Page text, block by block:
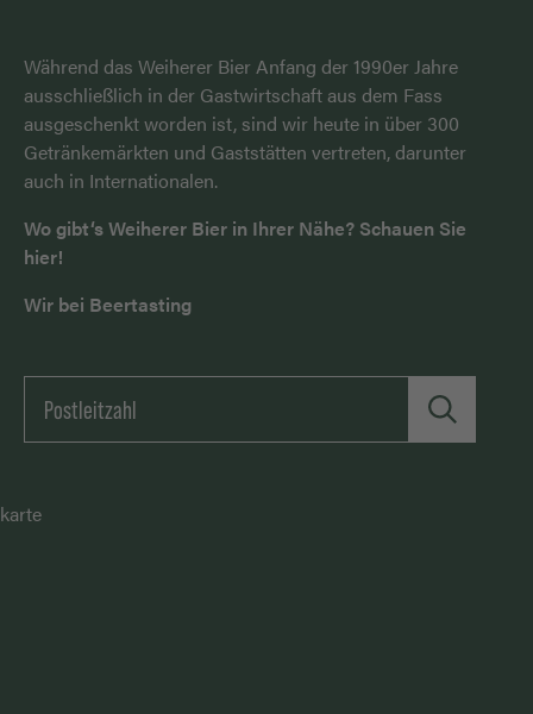
Während das Weiherer Bier Anfang der 1990er Jahre
ausschließlich in der Gastwirtschaft aus dem Fass
ausgeschenkt worden ist, sind wir heute in über 300
Getränkemärkten und Gaststätten vertreten, darunter
auch in Internationalen.
Wo gibt‘s Weiherer Bier in Ihrer Nähe? Schauen Sie
hier!
Wir bei Beertasting
karte